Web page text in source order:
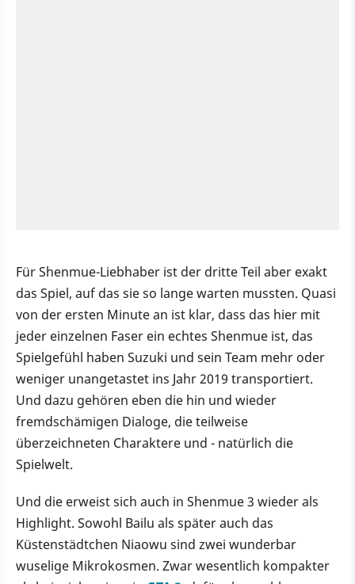
Für Shenmue-Liebhaber ist der dritte Teil aber exakt
das Spiel, auf das sie so lange warten mussten. Quasi
von der ersten Minute an ist klar, dass das hier mit
jeder einzelnen Faser ein echtes Shenmue ist, das
Spielgefühl haben Suzuki und sein Team mehr oder
weniger unangetastet ins Jahr 2019 transportiert.
Und dazu gehören eben die hin und wieder
fremdschämigen Dialoge, die teilweise
überzeichneten Charaktere und - natürlich die
Spielwelt.
Und die erweist sich auch in Shenmue 3 wieder als
Highlight. Sowohl Bailu als später auch das
Küstenstädtchen Niaowu sind zwei wunderbar
wuselige Mikrokosmen. Zwar wesentlich kompakter